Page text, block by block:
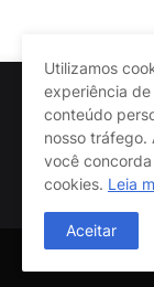
Utilizamos
experiência
conteúdo
nosso tráfego.
você
cookies. Leia
Aceitar